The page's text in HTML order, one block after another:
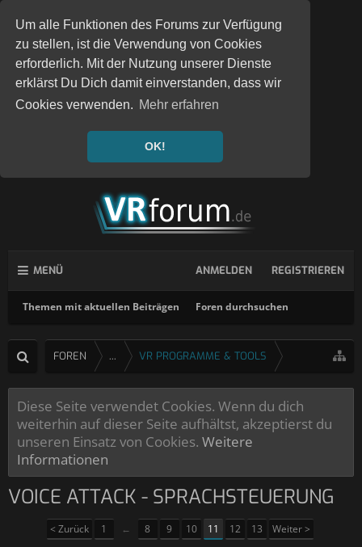
Um alle Funktionen des Forums zur Verfügung
zu stellen, ist die Verwendung von Cookies
erforderlich. Mit der Nutzung unserer Dienste
erklärst Du Dich damit einverstanden, dass wir
Cookies verwenden. Mehr erfahren
OK!
MENÜ
Themen mit aktuellen Beiträgen Foren durchsuchen
ANMELDEN REGISTRIEREN
FOREN ... VR PROGRAMME & TOOLS
Diese Seite verwendet Cookies. Wenn du dich
weiterhin auf dieser Seite aufhältst, akzeptierst du
unseren Einsatz von Cookies. Weitere
Informationen
VOICE ATTACK - SPRACHSTEUERUNG
< Zurück 1 ← 8 9 10 11 12 13 Weiter >